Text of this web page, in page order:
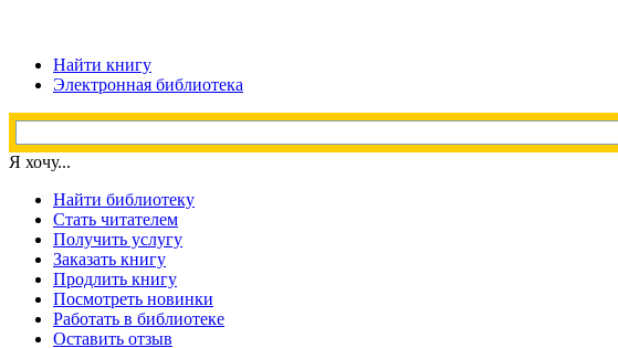
Найти книгу
Электронная библиотека
Я хочу...
Найти библиотеку
Стать читателем
Получить услугу
Заказать книгу
Продлить книгу
Посмотреть новинки
Работать в библиотеке
Оставить отзыв